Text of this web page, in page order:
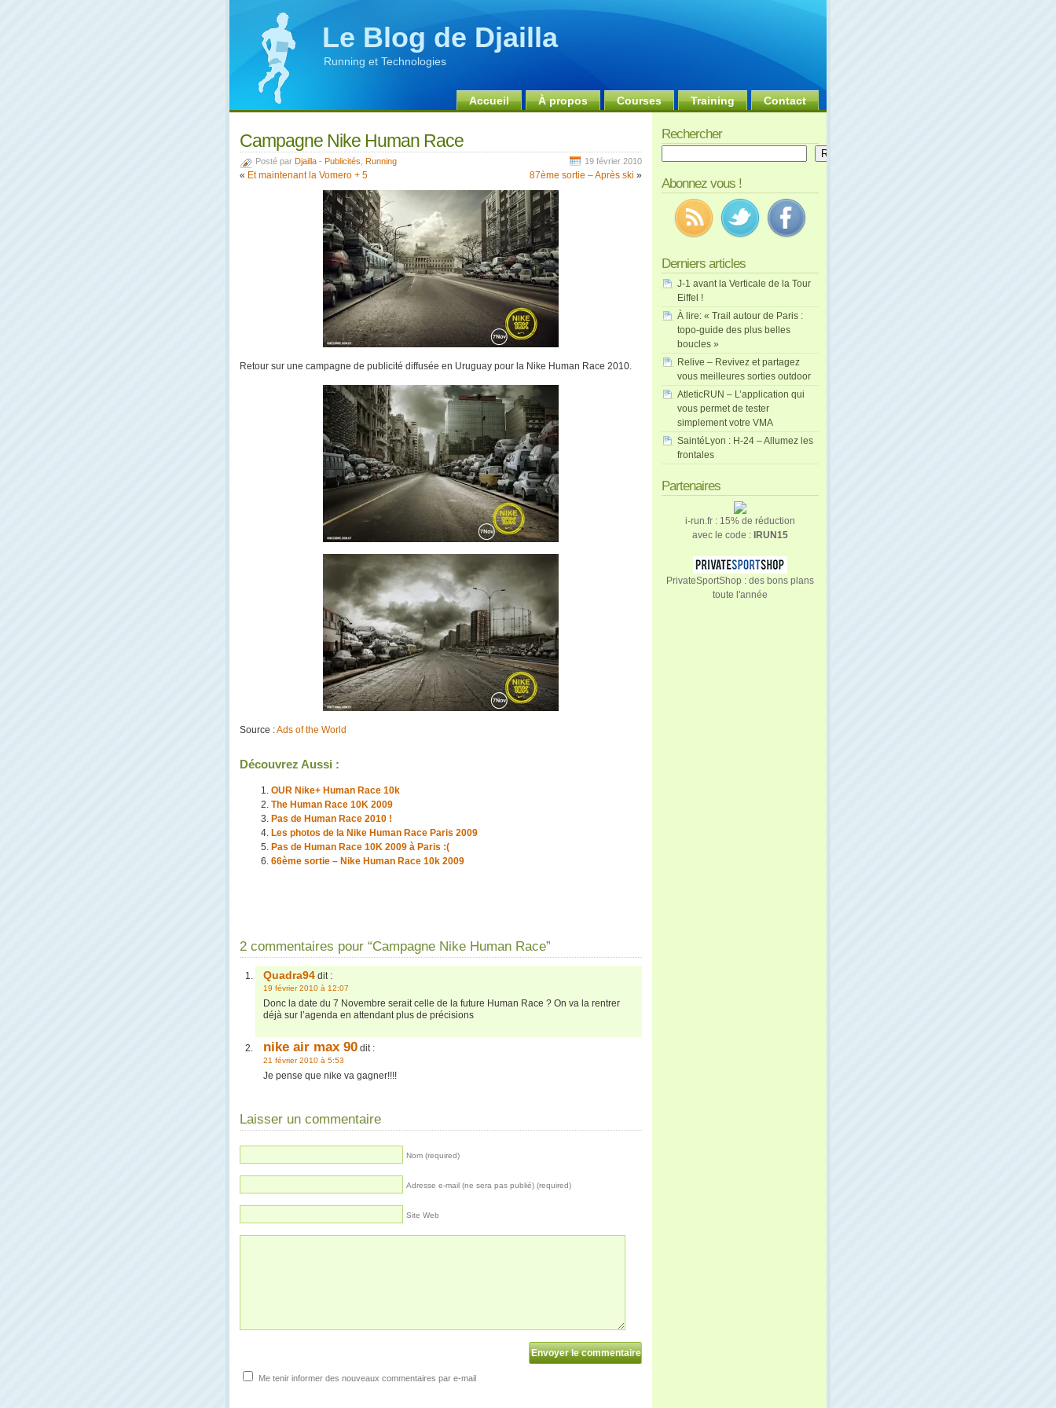
Le Blog de Djailla
Running et Technologies
Accueil À propos Courses Training Contact
Campagne Nike Human Race
Posté par Djailla - Publicités Running 19 février 2010
« Et maintenant la Vomero + 5 87ème sortie – Après ski »
Retour sur une campagne de publicité diffusée en Uruguay pour la Nike Human Race 2010.
Source :Ads of the World
Découvrez Aussi :
OUR Nike+ Human Race 10k
The Human Race 10K 2009
Pas de Human Race 2010 !
Les photos de la Nike Human Race Paris 2009
Pas de Human Race 10K 2009 à Paris :(
66ème sortie – Nike Human Race 10k 2009
2 commentaires pour “Campagne Nike Human Race”
Quadra94 dit :
19 février 2010 à 12:07
Donc la date du 7 Novembre serait celle de la future Human Race ? On va la rentrer
déjà sur l’agenda en attendant plus de précisions
nike air max 90 dit :
21 février 2010 à 5:53
Je pense que nike va gagner!!!!
Laisser un commentaire
Nom (required)
Adresse e-mail (ne sera pas publié) (required)
Site Web
Me tenir informer des nouveaux commentaires par e-mail
Rechercher
Rechercher
Abonnez vous !
Derniers articles
J-1 avant la Verticale de la Tour
Eiffel !
À lire: « Trail autour de Paris :
topo-guide des plus belles
boucles »
Relive – Revivez et partagez
vous meilleures sorties outdoor
AtleticRUN – L’application qui
vous permet de tester
simplement votre VMA
SaintéLyon : H-24 – Allumez les
frontales
Partenaires
i-run.fr : 15% de réduction
avec le code : IRUN15
PrivateSportShop : des bons plans
toute l'année